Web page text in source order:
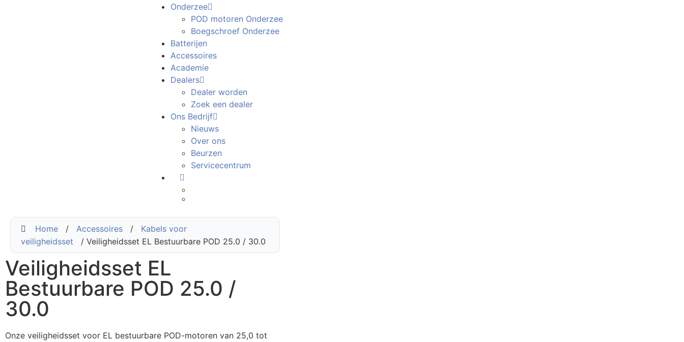
Onderzee
POD motoren Onderzee
Boegschroef Onderzee
Batterijen
Accessoires
Academie
Dealers
Dealer worden
Zoek een dealer
Ons Bedrijf
Nieuws
Over ons
Beurzen
Servicecentrum
Home / Accessoires /
Kabels voor
veiligheidsset
/ Veiligheidsset EL Bestuurbare POD 25.0 / 30.0
Veiligheidsset EL
Bestuurbare POD 25.0 /
30.0
Onze veiligheidsset voor EL bestuurbare POD-motoren van 25,0 tot